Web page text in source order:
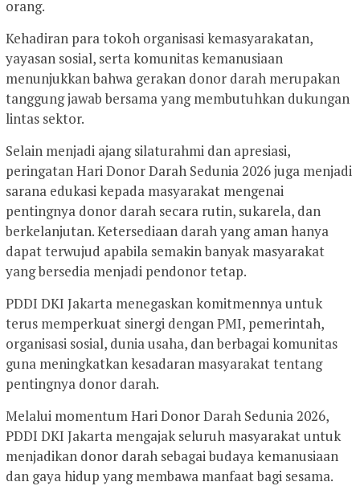
orang.
Kehadiran para tokoh organisasi kemasyarakatan,
yayasan sosial, serta komunitas kemanusiaan
menunjukkan bahwa gerakan donor darah merupakan
tanggung jawab bersama yang membutuhkan dukungan
lintas sektor.
Selain menjadi ajang silaturahmi dan apresiasi,
peringatan Hari Donor Darah Sedunia 2026 juga menjadi
sarana edukasi kepada masyarakat mengenai
pentingnya donor darah secara rutin, sukarela, dan
berkelanjutan. Ketersediaan darah yang aman hanya
dapat terwujud apabila semakin banyak masyarakat
yang bersedia menjadi pendonor tetap.
PDDI DKI Jakarta menegaskan komitmennya untuk
terus memperkuat sinergi dengan PMI, pemerintah,
organisasi sosial, dunia usaha, dan berbagai komunitas
guna meningkatkan kesadaran masyarakat tentang
pentingnya donor darah.
Melalui momentum Hari Donor Darah Sedunia 2026,
PDDI DKI Jakarta mengajak seluruh masyarakat untuk
menjadikan donor darah sebagai budaya kemanusiaan
dan gaya hidup yang membawa manfaat bagi sesama.